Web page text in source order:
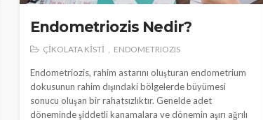
Endometriozis Nedir?
ÇİKOLATA KİSTİ ENDOMETRIOZIS
Endometriozis, rahim astarını oluşturan endometrium
dokusunun rahim dışındaki bölgelerde büyümesi
sonucu oluşan bir rahatsızlıktır. Genelde adet
döneminde şiddetli kanamalara ve dönemin aşırı ağrılı